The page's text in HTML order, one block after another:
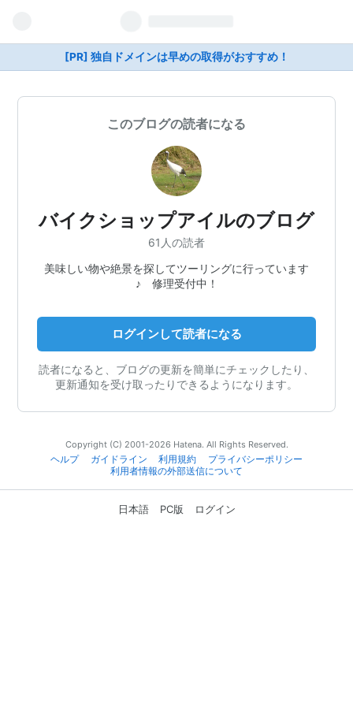
[PR] 独自ドメインは早めの取得がおすすめ！
このブログの読者になる
バイクショップアイルのブログ
61人の読者
美味しい物や絶景を探してツーリングに行っています
♪ 修理受付中！
ログインして読者になる
読者になると、ブログの更新を簡単にチェックしたり、
更新通知を受け取ったりできるようになります。
Copyright (C) 2001-2026 Hatena. All Rights Reserved.
ヘルプ
ガイドライン 利用規約
プライバシーポリシー
利用者情報の外部送信について
日本語 PC版 ログイン